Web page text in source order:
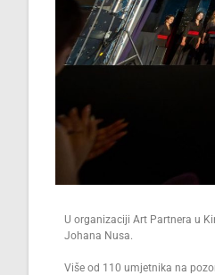
U organizaciji Art Partnera u
Johana Nusa.
Više od 110 umjetnika na